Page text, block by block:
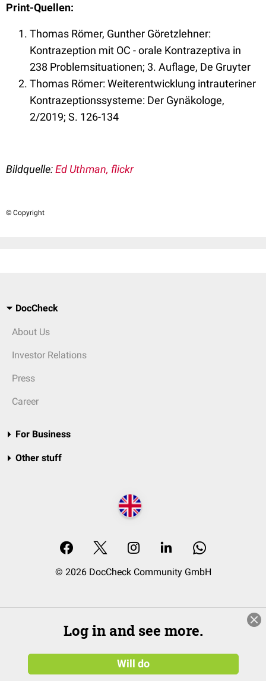
Print-Quellen:
Thomas Römer, Gunther Göretzlehner:
Kontrazeption mit OC - orale Kontrazeptiva in
238 Problemsituationen; 3. Auflage, De Gruyter
Thomas Römer: Weiterentwicklung intrauteriner
Kontrazeptionssysteme: Der Gynäkologe,
2/2019; S. 126-134
Bildquelle:Ed Uthman, flickr
© Copyright
DocCheck
About Us
Investor Relations
Press
Career
For Business
Other stuff
© 2026 DocCheck Community GmbH
Log in and see more.
Will do